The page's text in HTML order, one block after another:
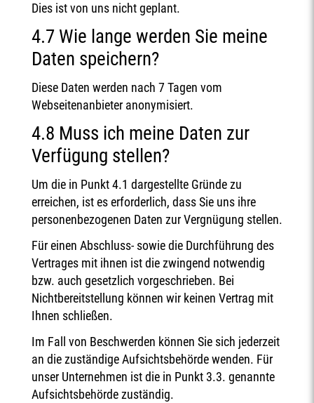
Dies ist von uns nicht geplant.
4.7 Wie lange werden Sie meine
Daten speichern?
Diese Daten werden nach 7 Tagen vom
Webseitenanbieter anonymisiert.
4.8 Muss ich meine Daten zur
Verfügung stellen?
Um die in Punkt 4.1 dargestellte Gründe zu
erreichen, ist es erforderlich, dass Sie uns ihre
personenbezogenen Daten zur Vergnügung stellen.
Für einen Abschluss- sowie die Durchführung des
Vertrages mit ihnen ist die zwingend notwendig
bzw. auch gesetzlich vorgeschrieben. Bei
Nichtbereitstellung können wir keinen Vertrag mit
Ihnen schließen.
Im Fall von Beschwerden können Sie sich jederzeit
an die zuständige Aufsichtsbehörde wenden. Für
unser Unternehmen ist die in Punkt 3.3. genannte
Aufsichtsbehörde zuständig.